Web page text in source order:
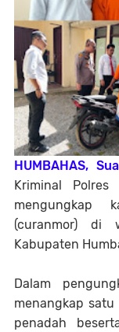
HUMBAHAS,
Kriminal
mengungkap
(curanmor) di
Kabupaten
Dalam
menangkap
penadah